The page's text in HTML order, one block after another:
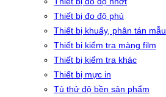
Thiết bị đo độ phủ
Thiết bị khuấy, phân tán mẫu
Thiết bị kiểm tra màng film
Thiết bị kiểm tra khác
Thiết bị mực in
Tủ thử độ bền sản phẩm